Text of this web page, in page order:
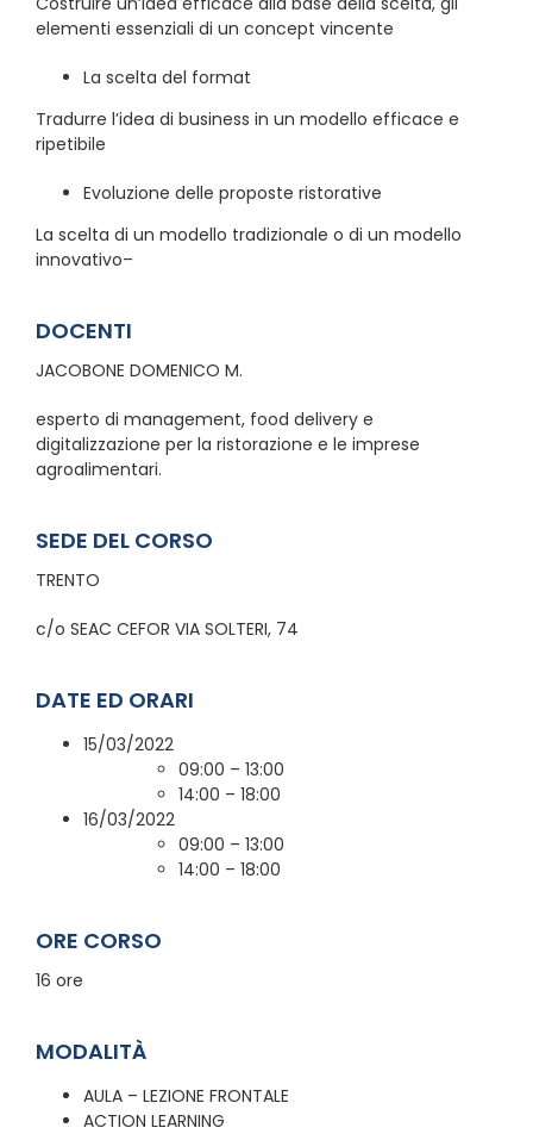
elementi essenziali di un concept vincente
La scelta del format
Tradurre l’idea di business in un modello efficace e
ripetibile
Evoluzione delle proposte ristorative
La scelta di un modello tradizionale o di un modello
innovativo–
DOCENTI
JACOBONE DOMENICO M.
esperto di management, food delivery e
digitalizzazione per la ristorazione e le imprese
agroalimentari.
SEDE DEL CORSO
TRENTO
c/o SEAC CEFOR VIA SOLTERI, 74
DATE ED ORARI
15/03/2022
09:00 – 13:00
14:00 – 18:00
16/03/2022
09:00 – 13:00
14:00 – 18:00
ORE CORSO
16 ore
MODALITÀ
AULA – LEZIONE FRONTALE
ACTION LEARNING